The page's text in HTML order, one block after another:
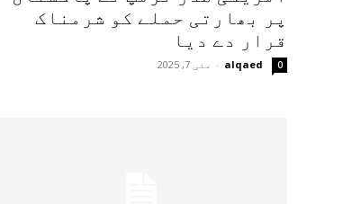
پر بھارتی حملے کو شرمناک
قرار دے دیا
alqaed
- مئی 7, 2025 0